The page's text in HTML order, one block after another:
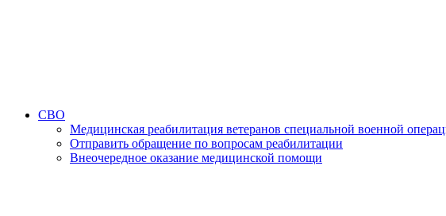
СВО
Медицинская реабилитация ветеранов специальной военной
Отправить обращение по вопросам реабилитации
Внеочередное оказание медицинской помощи